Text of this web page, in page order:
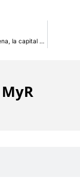
Las chocolaterías de Viena, la capital de los golosos
MyR